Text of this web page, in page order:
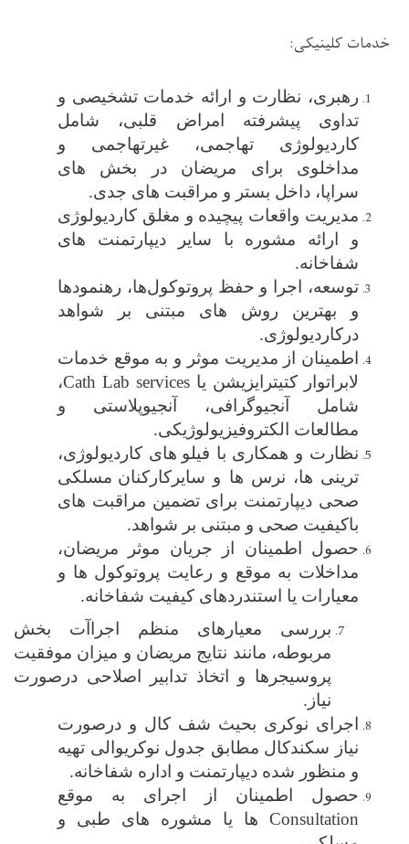
خدمات کلینیکی:
رهبری، نظارت و ارائه خدمات تشخیصی و
تداوی پیشرفته امراض قلبی، شامل
کاردیولوژی تهاجمی، غیرتهاجمی و
مداخلوی برای مریضان در بخش ‌های
سراپا، داخل بستر و مراقبت‌ های جدی.
مدیریت واقعات پیچیده و مغلق کاردیولوژی
و ارائه مشوره با سایر دیپارتمنت ‌های
شفاخانه.
توسعه، اجرا و حفظ پروتوکول‌ها، رهنمودها
و بهترین روش ‌های مبتنی بر شواهد
درکاردیولوژی.
اطمینان از مدیریت موثر و به موقع خدمات
لابراتوار کتیترایزیشن یا Cath Lab services،
شامل آنجیوگرافی، آنجیوپلاستی و
مطالعات الکتروفیزیولوژیکی.
نظارت و همکاری با فیلو های کاردیولوژی،
ترینی ها، نرس ها و سایر کارکنان مسلکی
صحی دیپارتمنت برای تضمین مراقبت های
باکیفیت صحی و مبتنی بر شواهد.
حصول اطمینان از جریان موثر مریضان،
مداخلات به ‌موقع و رعایت پروتوکول ‌ها و
معیارات یا استندردهای کیفیت شفاخانه.
بررسی معیارهای منظم
اجراآت بخش
مربوطه، مانند نتایج مریضان و میزان موفقیت
پروسیجرها و اتخاذ تدابیر اصلاحی درصورت
نیاز.
اجرای نوکری بحیث شف کال و درصورت
نیاز سکندکال مطابق جدول نوکریوالی تهیه
و منظور شده دیپارتمنت و اداره شفاخانه.
حصول اطمینان از اجرای به موقع
Consultation ها یا مشوره های طبی و